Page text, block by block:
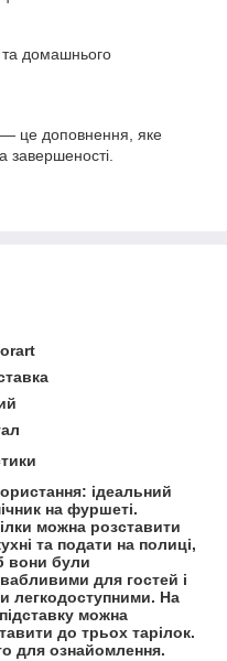
та домашнього
— це доповнення, яке
завершеності.
ідеальний
на фуршеті.
можна розставити
та подати на полиці,
вони були
для гостей і
легкодоступними. На
можна
до трьох тарілок.
для ознайомлення.